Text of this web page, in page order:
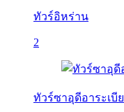
ทัวร์อิหร่าน
2
ทัวร์ซาอุดีอาระเบีย